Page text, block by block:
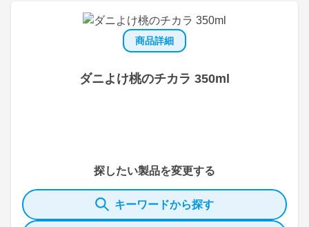
商品詳細
ダニよけ桃のチカラ 350ml
探したい製品を変更する
キーワードから探す